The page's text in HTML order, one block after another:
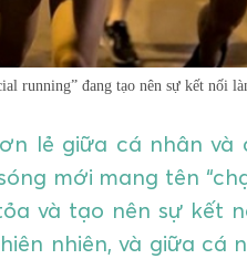
running” đang tạo nên sự kết nối
lẻ giữa cá nhân và
mới mang tên
và tạo nên sự kết
nhiên, và giữa cá